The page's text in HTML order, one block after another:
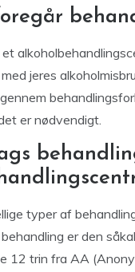
jeres
er nødvendigt.
typer af
er den
12 trin fra AA